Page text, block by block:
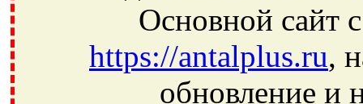
Основной сайт
https://antalplus.ru,
обновление и